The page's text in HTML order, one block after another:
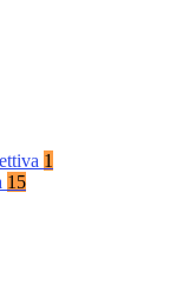
1
15